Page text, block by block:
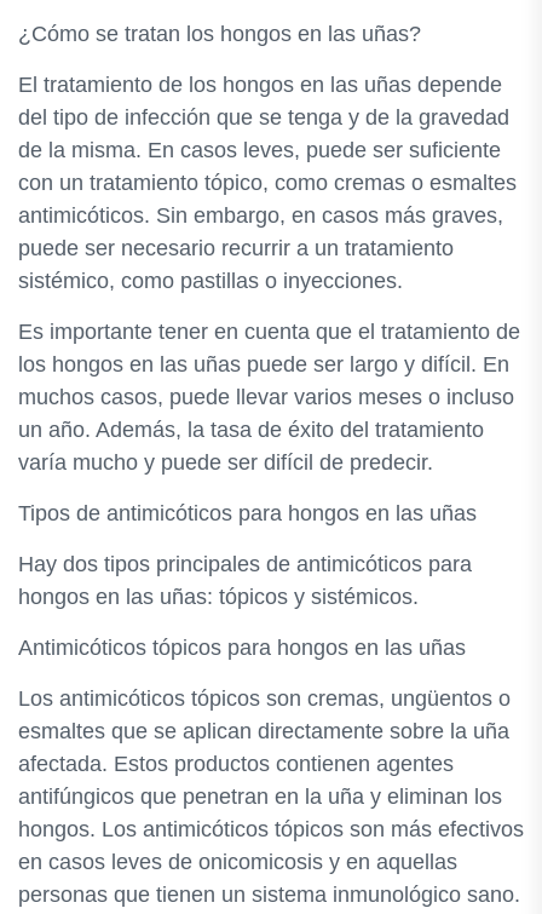
¿Cómo se tratan los hongos en las uñas?
El tratamiento de los hongos en las uñas depende
del tipo de infección que se tenga y de la gravedad
de la misma. En casos leves, puede ser suficiente
con un tratamiento tópico, como cremas o esmaltes
antimicóticos. Sin embargo, en casos más graves,
puede ser necesario recurrir a un tratamiento
sistémico, como pastillas o inyecciones.
Es importante tener en cuenta que el tratamiento de
los hongos en las uñas puede ser largo y difícil. En
muchos casos, puede llevar varios meses o incluso
un año. Además, la tasa de éxito del tratamiento
varía mucho y puede ser difícil de predecir.
Tipos de antimicóticos para hongos en las uñas
Hay dos tipos principales de antimicóticos para
hongos en las uñas: tópicos y sistémicos.
Antimicóticos tópicos para hongos en las uñas
Los antimicóticos tópicos son cremas, ungüentos o
esmaltes que se aplican directamente sobre la uña
afectada. Estos productos contienen agentes
antifúngicos que penetran en la uña y eliminan los
hongos. Los antimicóticos tópicos son más efectivos
en casos leves de onicomicosis y en aquellas
personas que tienen un sistema inmunológico sano.